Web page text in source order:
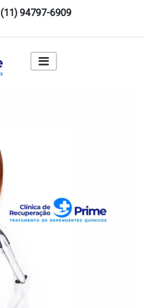
(11) 94797-6909